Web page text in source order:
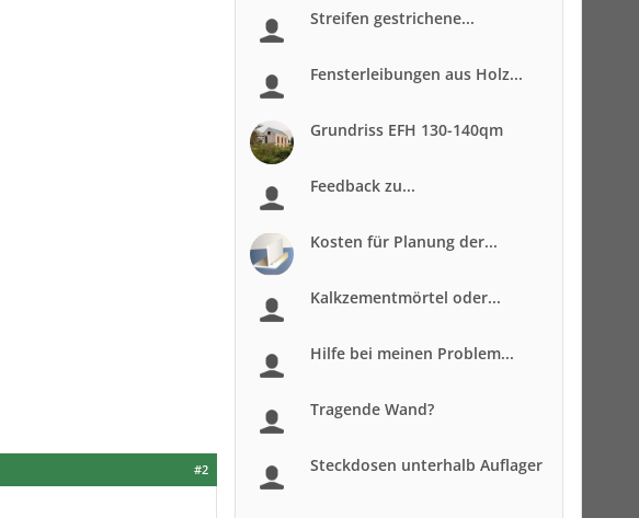
#2
Streifen gestrichene...
Fensterleibungen aus Holz...
Grundriss EFH 130-140qm
Feedback zu...
Kosten für Planung der...
Kalkzementmörtel oder...
Hilfe bei meinen Problem...
Tragende Wand?
Steckdosen unterhalb Auflager